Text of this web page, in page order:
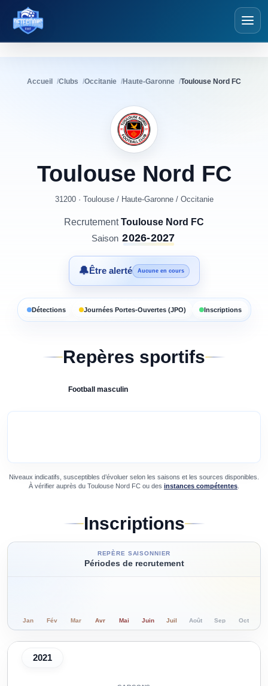
Détections Foot
Accueil Clubs Occitanie Haute-Garonne Toulouse Nord FC
Toulouse Nord FC
31200 · Toulouse/ Haute-Garonne/ Occitanie
RecrutementToulouse Nord FC
Saison 2026-2027
🔔Être alerté Aucune en cours
Détections Journées Portes-Ouvertes (JPO) Inscriptions
Repères sportifs
Football masculin
Niveaux indicatifs, susceptibles d’évoluer selon les saisons et les sources disponibles.
À vérifier auprès du Toulouse Nord FC ou des instances compétentes
Inscriptions
REPÈRE SAISONNIER
Périodes de recrutement
Jan Fév Mar Avr Mai Juin Juil Août Sep Oct
2021